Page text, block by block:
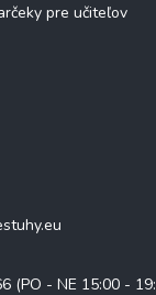
pre učiteľov
(PO - NE 15:00 - 19: